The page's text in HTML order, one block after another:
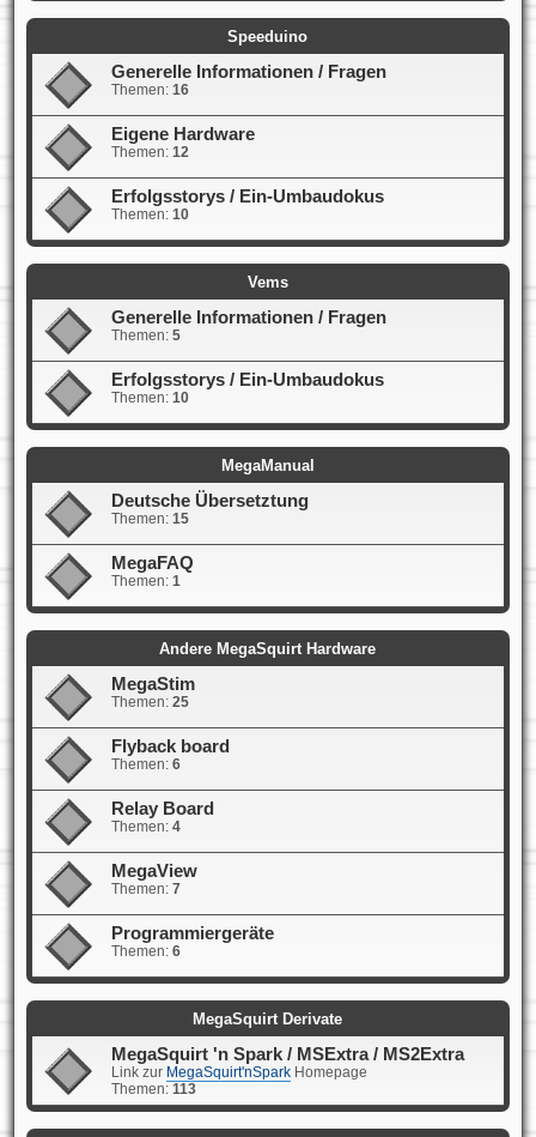
Speeduino
Generelle Informationen / Fragen
Themen: 16
Eigene Hardware
Themen: 12
Erfolgsstorys / Ein-Umbaudokus
Themen: 10
Vems
Generelle Informationen / Fragen
Themen: 5
Erfolgsstorys / Ein-Umbaudokus
Themen: 10
MegaManual
Deutsche Übersetztung
Themen: 15
MegaFAQ
Themen: 1
Andere MegaSquirt Hardware
MegaStim
Themen: 25
Flyback board
Themen: 6
Relay Board
Themen: 4
MegaView
Themen: 7
Programmiergeräte
Themen: 6
MegaSquirt Derivate
MegaSquirt 'n Spark / MSExtra / MS2Extra
Link zur MegaSquirt'nSparkHomepage
Themen: 113